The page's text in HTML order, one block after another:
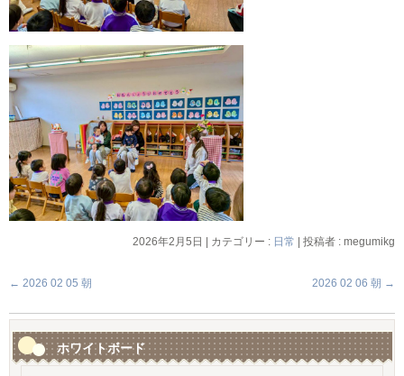
2026年2月5日 カテゴリー : 日常 投稿者 : megumikg
← 2026 02 05 朝 2026 02 06 朝 →
ホワイトボード